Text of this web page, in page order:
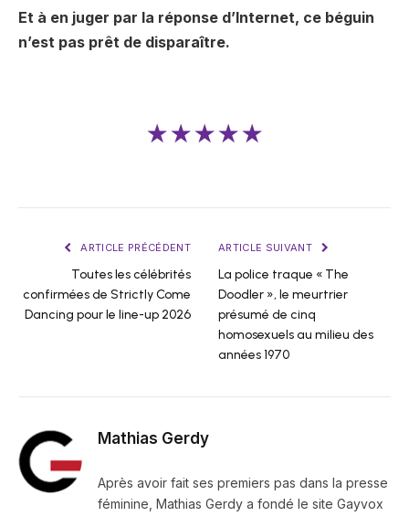
Et à en juger par la réponse d’Internet, ce béguin
n’est pas prêt de disparaître.
★★★★★
ARTICLE PRÉCÉDENT
Toutes les célébrités
confirmées de Strictly Come
Dancing pour le line-up 2026
ARTICLE SUIVANT
La police traque « The
Doodler », le meurtrier
présumé de cinq
homosexuels au milieu des
années 1970
Mathias Gerdy
Après avoir fait ses premiers pas dans la presse
féminine, Mathias Gerdy a fondé le site Gayvox